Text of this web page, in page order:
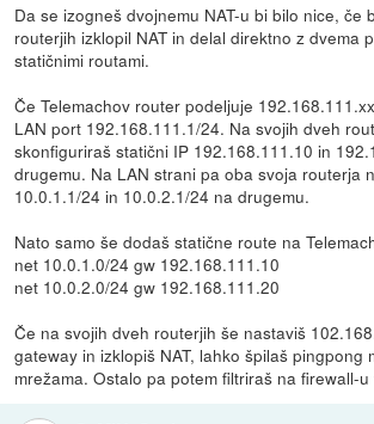
Da se izogneš dvojnemu NAT-u bi bilo nice, če
routerjih izklopil NAT in delal direktno z dvema
statičnimi routami.
Če Telemachov router podeljuje
LAN port 192.168.111.1/24. Na svojih dveh
skonfiguriraš statični IP 192.168.111.10 in
drugemu. Na LAN strani pa oba svoja routerja
10.0.1.1/24 in 10.0.2.1/24 na drugemu.
Nato samo še dodaš statične route na
net 10.0.1.0/24 gw 192.168.111.10
net 10.0.2.0/24 gw 192.168.111.20
Če na svojih dveh routerjih še nastaviš
gateway in izklopiš NAT, lahko špilaš pingpong
mrežama. Ostalo pa potem filtriraš na firewall-